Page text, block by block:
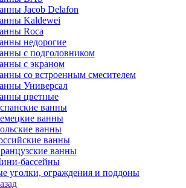
Jacob Delafon
Kaldewei
Roca
недорогие
с подголовником
с экраном
со встроенным смесителем
Универсал
цветные
ванны
ванны
ванны
ванны
ванны
бассейны
уголки, ограждения и поддоны